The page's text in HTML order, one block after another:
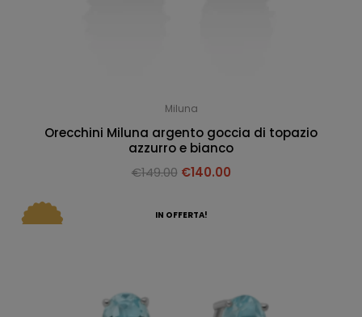
Miluna
Orecchini Miluna argento goccia di topazio
azzurro e bianco
€149.00 €140.00
IN OFFERTA!